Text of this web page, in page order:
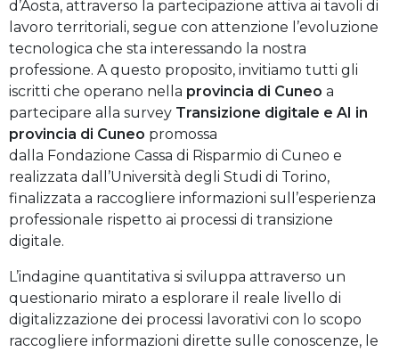
d’Aosta, attraverso la partecipazione attiva ai tavoli di
lavoro territoriali, segue con attenzione l’evoluzione
tecnologica che sta interessando la nostra
professione. A questo proposito, invitiamo tutti gli
iscritti che operano nella provincia di Cuneo a
partecipare alla survey Transizione digitale e AI in
provincia di Cuneo promossa
dalla Fondazione Cassa di Risparmio di Cuneo e
realizzata dall’Università degli Studi di Torino,
finalizzata a raccogliere informazioni sull’esperienza
professionale rispetto ai processi di transizione
digitale.
L’indagine quantitativa si sviluppa attraverso un
questionario mirato a esplorare il reale livello di
digitalizzazione dei processi lavorativi con lo scopo
raccogliere informazioni dirette sulle conoscenze, le